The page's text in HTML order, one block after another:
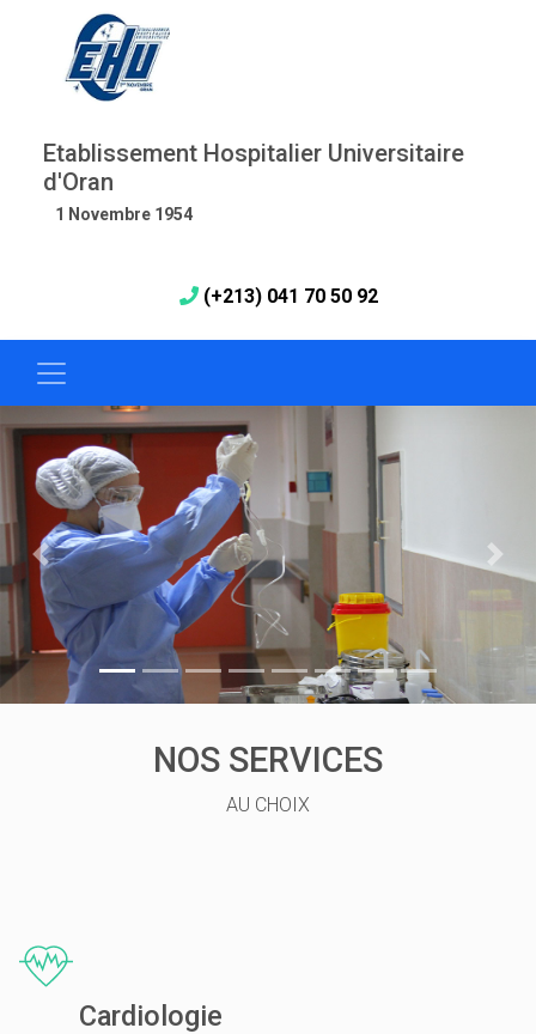
Etablissement Hospitalier Universitaire
d'Oran
1 Novembre 1954
(+213) 041 70 50 92
NOS SERVICES
AU CHOIX
Cardiologie